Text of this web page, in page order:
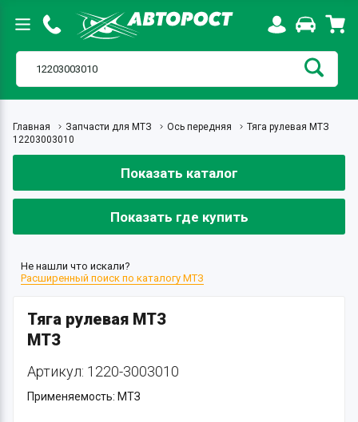
Главная Запчасти для МТЗ Ось передняя
Тяга рулевая МТЗ
12203003010
Показать каталог
Показать где купить
Не нашли что искали?
Расширенный поиск по каталогу МТЗ
Тяга рулевая МТЗ
МТЗ
Артикул: 1220-3003010
Применяемость: МТЗ